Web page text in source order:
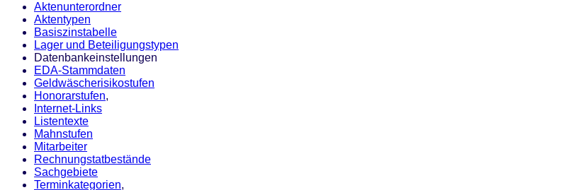
Aktenunterordner
Aktentypen
Basiszinstabelle
Lager und Beteiligungstypen
Datenbankeinstellungen
EDA-Stammdaten
Geldwäscherisikostufen
Honorarstufen,
Internet-Links
Listentexte
Mahnstufen
Mitarbeiter
Rechnungstatbestände
Sachgebiete
Terminkategorien,